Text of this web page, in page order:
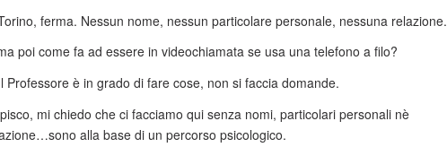
ferma. Nessun nome, nessun particolare personale, nessuna relazione.
poi come fa ad essere in videochiamata se usa una telefono a filo?
Professore è in grado di fare cose, non si faccia domande.
mi chiedo che ci facciamo qui senza nomi, particolari personali nè
alla base di un percorso psicologico.